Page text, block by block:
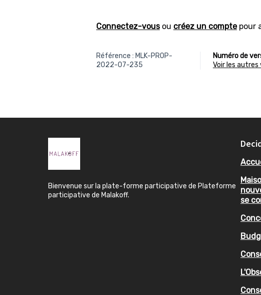
Connectez-vousou créez un comptepour
Référence : MLK-PROP-
2022-07-235
Numéro de
voir les
Bienvenue sur la plate-forme participative de Plateforme
participative de Malakoff.
se